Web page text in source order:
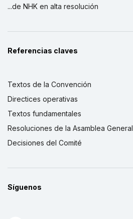
...de NHK en alta resolución
Referencias claves
Textos de la Convención
Directices operativas
Textos fundamentales
Resoluciones de la Asamblea General
Decisiones del Comité
Síguenos